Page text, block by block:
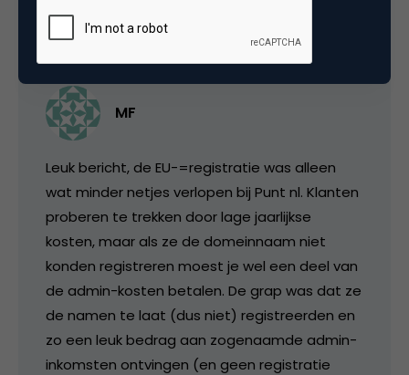
MF
Leuk bericht, de EU-=registratie was alleen
wat minder netjes verlopen bij Punt nl. Klanten
proberen te trekken door lage jaarlijkse
kosten, maar als ze de domeinnaam niet
konden registreren moest je wel een deel van
de admin-kosten betalen. De grap was dat ze
de namen te laat (dus niet) registreerden en
zo een leuk bedrag aan zogenaamde admin-
inkomsten ontvingen (en geen registratie